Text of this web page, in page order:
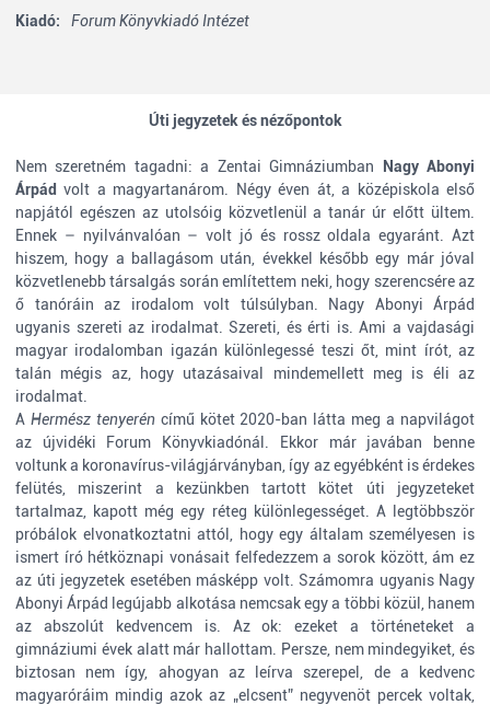
Kiadó:
Forum Könyvkiadó Intézet
Úti jegyzetek és nézőpontok
Nem szeretném tagadni: a Zentai Gimnáziumban
Nagy Abonyi
Árpádvolt a magyartanárom. Négy éven át, a középiskola első
napjától egészen az utolsóig közvetlenül a tanár úr előtt ültem.
Ennek – nyilvánvalóan – volt jó és rossz oldala egyaránt. Azt
hiszem, hogy a ballagásom után, évekkel később egy már jóval
közvetlenebb társalgás során említettem neki, hogy szerencsére az
ő tanóráin az irodalom volt túlsúlyban. Nagy Abonyi Árpád
ugyanis szereti az irodalmat. Szereti, és érti is. Ami a vajdasági
magyar irodalomban igazán különlegessé teszi őt, mint írót, az
talán mégis az, hogy utazásaival mindemellett meg is éli az
irodalmat.
A Hermész tenyerén című kötet 2020-ban látta meg a napvilágot
az újvidéki Forum Könyvkiadónál. Ekkor már javában benne
voltunk a koronavírus-világjárványban, így az egyébként is érdekes
felütés, miszerint a kezünkben tartott kötet úti jegyzeteket
tartalmaz, kapott még egy réteg különlegességet. A legtöbbször
próbálok elvonatkoztatni attól, hogy egy általam személyesen is
ismert író hétköznapi vonásait felfedezzem a sorok között, ám ez
az úti jegyzetek esetében másképp volt. Számomra ugyanis Nagy
Abonyi Árpád legújabb alkotása nemcsak egy a többi közül, hanem
az abszolút kedvencem is. Az ok: ezeket a történeteket a
gimnáziumi évek alatt már hallottam. Persze, nem mindegyiket, és
biztosan nem így, ahogyan az leírva szerepel, de a kedvenc
magyaróráim mindig azok az „elcsent” negyvenöt percek voltak,